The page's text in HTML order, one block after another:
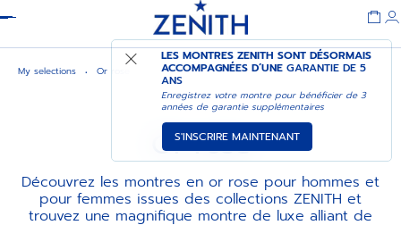
LES MONTRES ZENITH SONT DÉSORMAIS
ACCOMPAGNÉES D’UNEGARANTIE DE 5
ANS
Enregistrez votre montre pour bénéficier de 3
années de garantie supplémentaires
S'INSCRIRE MAINTENANT
My selections Or rose
Or rose
Découvrez les montres en or rose pour hommes et
pour femmes issues des collections ZENITH et
trouvez une magnifique montre de luxe alliant de